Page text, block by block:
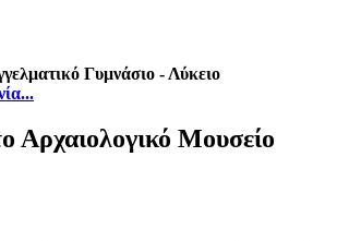
Γυμνάσιο - Λύκειο
Αρχαιολογικό Μουσείο